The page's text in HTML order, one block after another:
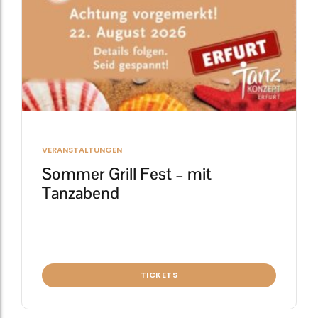
VERANSTALTUNGEN
Sommer Grill Fest – mit
Tanzabend
TICKETS